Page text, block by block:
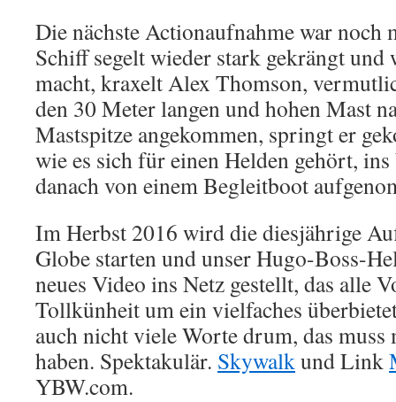
Die nächste Actionaufnahme war noch
Schiff segelt wieder stark gekrängt und
macht, kraxelt Alex Thomson,
den 30 Meter langen und hohen Mast
Mastspitze angekommen, springt er
wie es sich für einen Helden gehört,
danach von einem Begleitboot
Im Herbst 2016 wird die diesjährige
Globe starten und unser Hugo-Boss-
neues Video ins Netz gestellt, das alle
Tollkünheit um ein vielfaches
auch nicht viele Worte drum, das muss
haben. Spektakulär. Skywalkund Link
YBW.com.